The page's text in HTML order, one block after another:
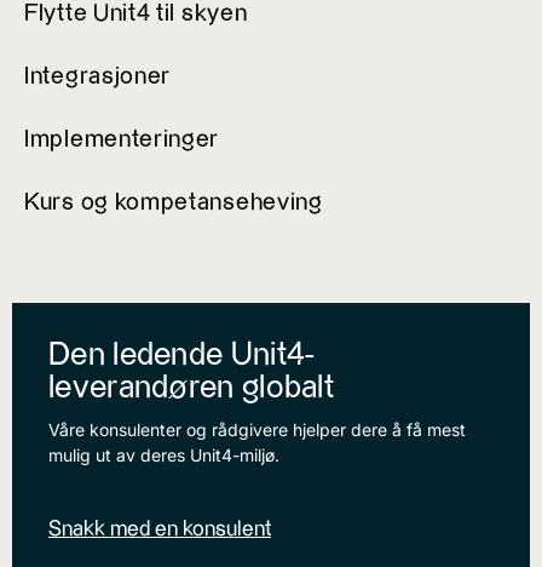
Flytte Unit4 til skyen
Integrasjoner
Implementeringer
Kurs og kompetanseheving
Den ledende Unit4-
leverandøren globalt
Våre konsulenter og rådgivere hjelper dere å få mest
mulig ut av deres Unit4-miljø.
Snakk med en konsulent